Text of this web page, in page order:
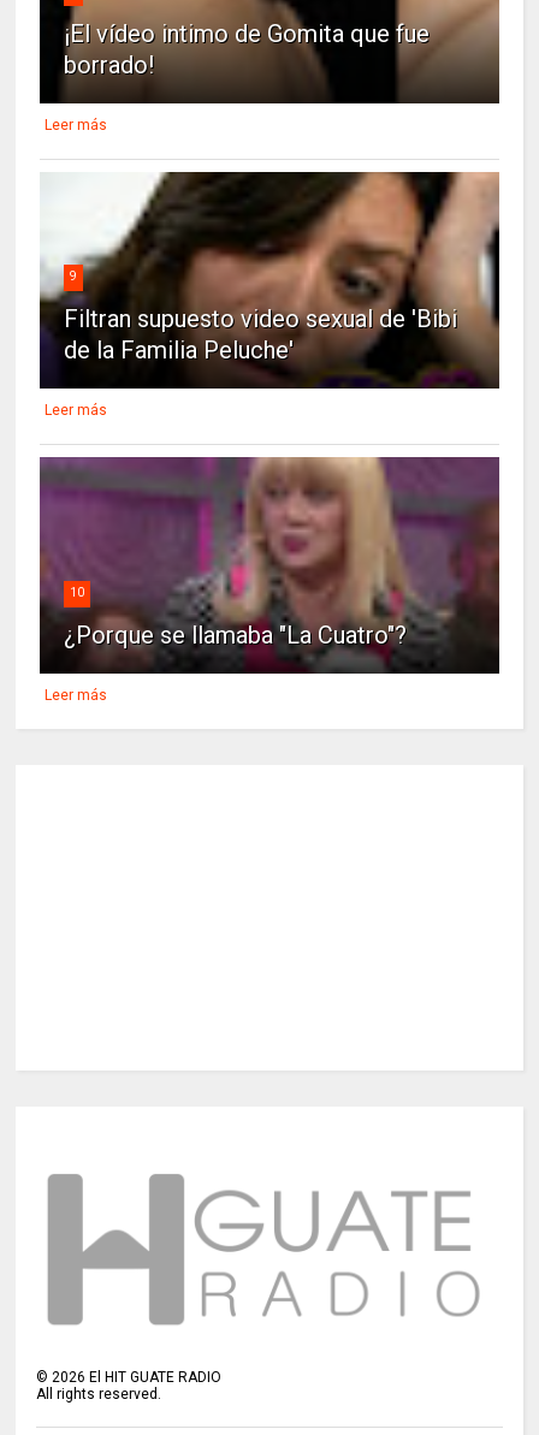
¡El vídeo intimo de Gomita que fue
borrado!
Leer más
9
Filtran supuesto video sexual de 'Bibi
de la Familia Peluche'
Leer más
10
¿Porque se llamaba "La Cuatro"?
Leer más
© 2026 El HIT GUATE RADIO
All rights reserved.